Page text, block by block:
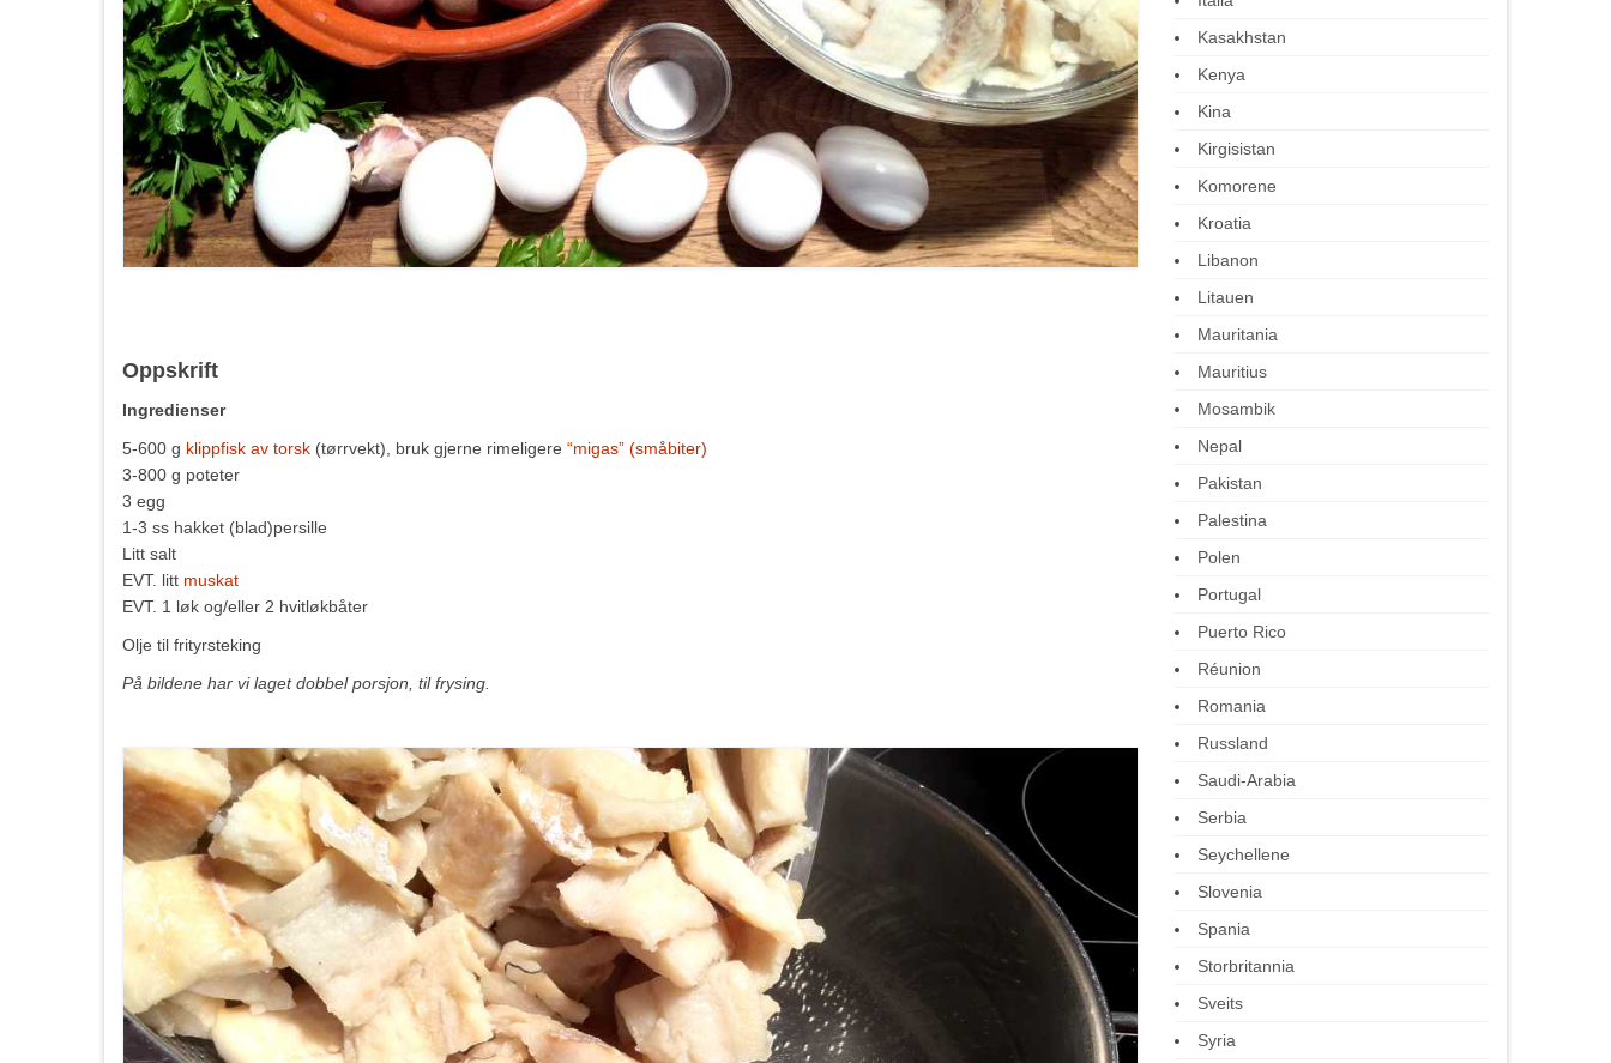
Oppskrift
Ingredienser
5-600 g klippfisk av torsk (tørrvekt), bruk gjerne rimeligere “migas” (småbiter)
3-800 g poteter
3 egg
1-3 ss hakket (blad)persille
Litt salt
EVT. litt muskat
EVT. 1 løk og/eller 2 hvitløkbåter
Olje til frityrsteking
På bildene har vi laget dobbel porsjon, til frysing.
Kasakhstan
Kenya
Kina
Kirgisistan
Komorene
Kroatia
Libanon
Litauen
Mauritania
Mauritius
Mosambik
Nepal
Pakistan
Palestina
Polen
Portugal
Puerto Rico
Réunion
Romania
Russland
Saudi-Arabia
Serbia
Seychellene
Slovenia
Spania
Storbritannia
Sveits
Syria